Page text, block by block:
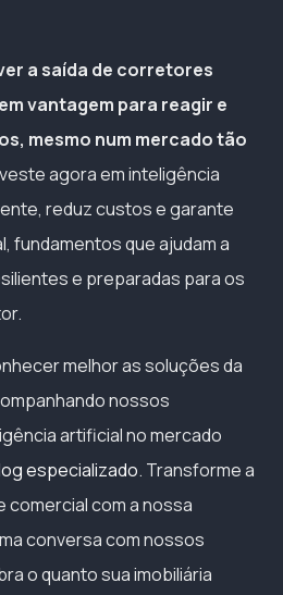
a saída de corretores
vantagem para reagir e
mesmo num mercado tão
agora em inteligência
reduz custos e garante
fundamentos que ajudam a
e preparadas para os
melhor as soluções da
nossos
artificial no mercado
especializado. Transforme a
comercial com a nossa
conversa com nossos
o quanto sua imobiliária